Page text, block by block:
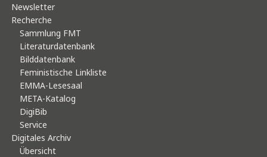
Newsletter
Recherche
Sammlung FMT
Literaturdatenbank
Bilddatenbank
Feministische Linkliste
EMMA-Lesesaal
META-Katalog
DigiBib
Service
Digitales Archiv
Übersicht